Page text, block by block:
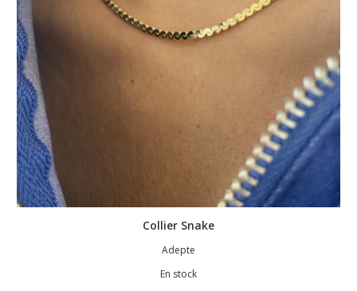
Collier Snake
Adepte
En stock